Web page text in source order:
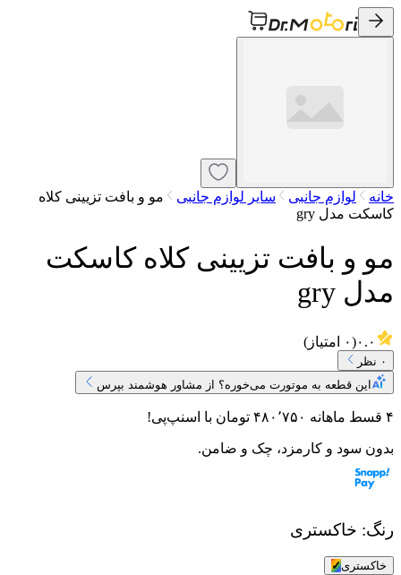
خانه لوازم جانبی سایر لوازم جانبی
مو و بافت تزیینی کلاه
کاسکت مدل gry
مو و بافت تزیینی کلاه کاسکت
مدل gry
۰.۰(۰ امتیاز)
۰ نظر
این قطعه به موتورت می‌خوره؟ از مشاور هوشمند بپرس
۴ قسط ماهانه ۴۸۰٬۷۵۰ تومان با اسنپ‌پی!
بدون سود و کارمزد، چک و ضامن.
رنگ: خاکستری
خاکستری✓